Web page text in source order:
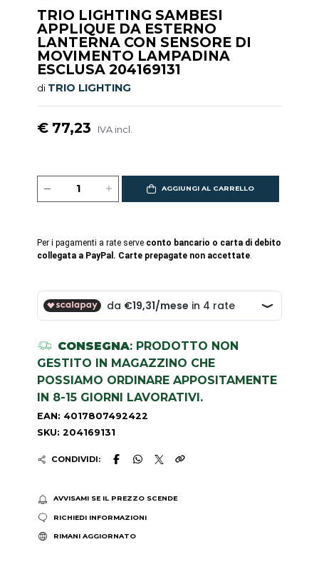
TRIO LIGHTING SAMBESI
APPLIQUE DA ESTERNO
LANTERNA CON SENSORE DI
MOVIMENTO LAMPADINA
ESCLUSA 204169131
di TRIO LIGHTING
€ 77,23 IVA incl.
AGGIUNGI AL CARRELLO
Per i pagamenti a rate serve conto bancario o carta di debito
collegata a PayPal. Carte prepagate non accettate.
CONSEGNA: PRODOTTO NON
GESTITO IN MAGAZZINO CHE
POSSIAMO ORDINARE APPOSITAMENTE
IN 8-15 GIORNI LAVORATIVI.
EAN: 4017807492422
SKU: 204169131
CONDIVIDI:
AVVISAMI SE IL PREZZO SCENDE
RICHIEDI INFORMAZIONI
RIMANI AGGIORNATO